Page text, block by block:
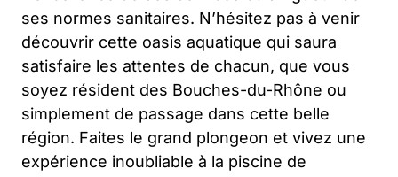
ses normes sanitaires. N’hésitez pas à venir
découvrir cette oasis aquatique qui saura
satisfaire les attentes de chacun, que vous
soyez résident des Bouches-du-Rhône ou
simplement de passage dans cette belle
région. Faites le grand plongeon et vivez une
expérience inoubliable à la piscine de